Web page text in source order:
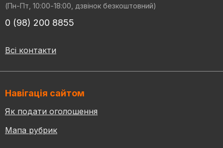
(Пн-Пт, 10:00-18:00, дзвінок безкоштовний)
0 (98) 200 8855
Всі контакти
Навігація сайтом
Як подати оголошення
Мапа рубрик